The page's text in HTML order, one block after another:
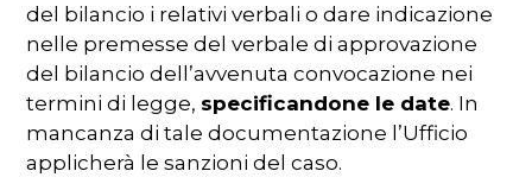
del bilancio i relativi verbali o dare indicazione
nelle premesse del verbale di approvazione
del bilancio dell’avvenuta convocazione nei
termini di legge, specificandone le date. In
mancanza di tale documentazione l’Ufficio
applicherà le sanzioni del caso.